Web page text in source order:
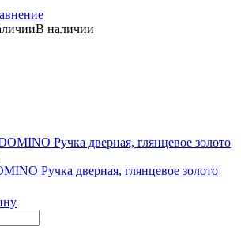
В наличии
Ручка дверная, глянцевое золото